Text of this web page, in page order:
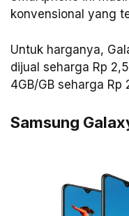
konvensional yang
Untuk harganya,
dijual seharga Rp
4GB/GB seharga Rp
Samsung